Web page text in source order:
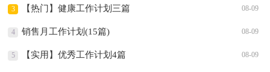
3 08-09
【热门】健康工作计划三篇
4 08-09
销售月工作计划(15篇)
5 08-09
【实用】优秀工作计划4篇